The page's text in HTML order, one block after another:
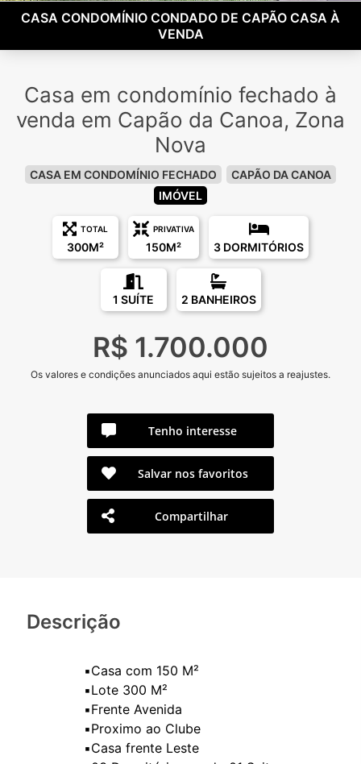
CASA CONDOMÍNIO CONDADO DE CAPÃO CASA À
VENDA
Casa em condomínio fechado à
venda em Capão da Canoa, Zona
Nova
CASA EM CONDOMÍNIO FECHADO
CAPÃO DA CANOA
IMÓVEL
TOTAL
300M²
PRIVATIVA
150M² 3 DORMITÓRIOS
1 SUÍTE 2 BANHEIROS
R$ 1.700.000
Os valores e condições anunciados aqui estão sujeitos a reajustes.
Tenho interesse
Salvar nos favoritos
Compartilhar
Descrição
▪️Casa com 150 M²
▪️Lote 300 M²
▪️Frente Avenida
▪️Proximo ao Clube
▪️Casa frente Leste